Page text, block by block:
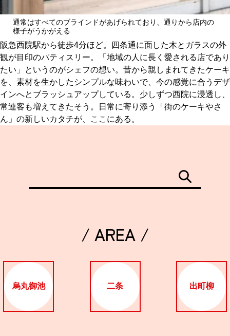
通常はすべてのブラインドがあげられており、通りから店内の
様子がうかがえる
阪急西院駅から徒歩4分ほど。四条通に面した木とガラスの外
観が目印のパティスリー。「地域の人に長く愛される店であり
たい」というのがシェフの想い。昔から親しまれてきたケーキ
を、素材を生かしたシンプルな味わいで、今の感覚に合うデザ
インへとブラッシュアップしている。少しずつ西院に浸透し、
常連客も増えてきたそう。日常に寄り添う「街のケーキやさ
ん」の新しいカタチが、ここにある。
/ AREA /
烏丸御池 二条 出町柳